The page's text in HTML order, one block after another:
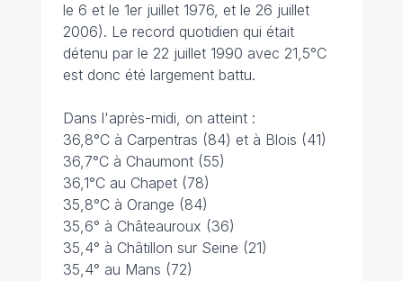
le 6 et le 1er juillet 1976, et le 26 juillet
2006). Le record quotidien qui était
détenu par le 22 juillet 1990 avec 21,5°C
est donc été largement battu.
Dans l'après-midi, on atteint :
36,8°C à Carpentras (84) et à Blois (41)
36,7°C à Chaumont (55)
36,1°C au Chapet (78)
35,8°C à Orange (84)
35,6° à Châteauroux (36)
35,4° à Châtillon sur Seine (21)
35,4° au Mans (72)